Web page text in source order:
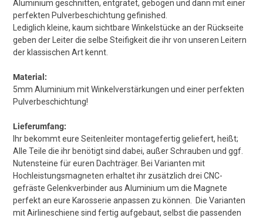
Aluminium geschnitten, entgratet, gebogen und dann mit einer
perfekten Pulverbeschichtung gefinished.
Lediglich kleine, kaum sichtbare Winkelstücke an der Rückseite
geben der Leiter die selbe Steifigkeit die ihr von unseren Leitern
der klassischen Art kennt.
Material:
5mm Aluminium mit Winkelverstärkungen und einer perfekten
Pulverbeschichtung!
Lieferumfang:
Ihr bekommt eure Seitenleiter montagefertig geliefert, heißt;
Alle Teile die ihr benötigt sind dabei, außer Schrauben und ggf.
Nutensteine für euren Dachträger. Bei Varianten mit
Hochleistungsmagneten erhaltet ihr zusätzlich drei CNC-
gefräste Gelenkverbinder aus Aluminium um die Magnete
perfekt an eure Karosserie anpassen zu können. Die Varianten
mit Airlineschiene sind fertig aufgebaut, selbst die passenden